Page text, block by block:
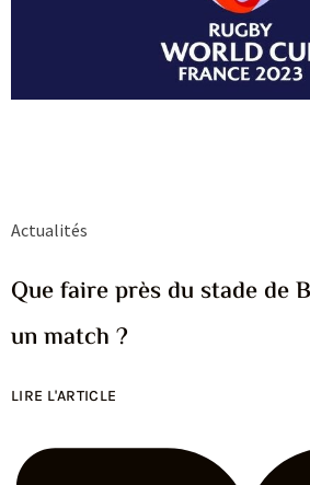
Actualités
Que faire près du stade de
un match ?
LIRE L'ARTICLE